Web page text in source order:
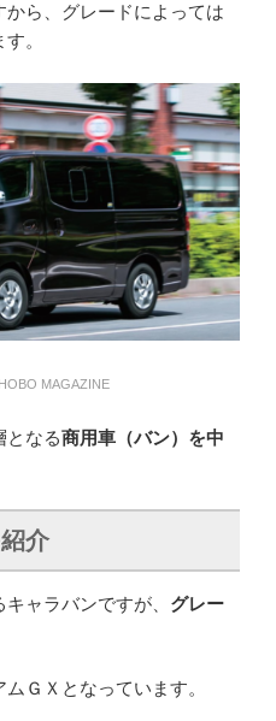
から、グレードによっては
。
MAGAZINE
となる商用車（バン）を中
介
ャラバンですが、 グレー
ＧＸとなっています。